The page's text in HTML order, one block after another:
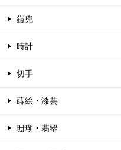
鎧兜
時計
切手
蒔絵・漆芸
珊瑚・翡翠